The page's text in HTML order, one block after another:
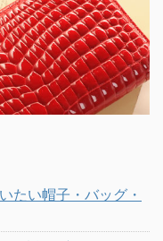
たい帽子・バッグ・